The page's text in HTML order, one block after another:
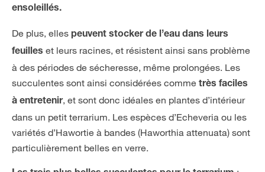
ensoleillés.
De plus, elles peuvent stocker de l’eau dans leurs
feuilles et leurs racines, et résistent ainsi sans problème
à des périodes de sécheresse, même prolongées. Les
succulentes sont ainsi considérées comme très faciles
à entretenir, et sont donc idéales en plantes d’intérieur
dans un petit terrarium. Les espèces d’Echeveria ou les
variétés d’Hawortie à bandes (Haworthia attenuata) sont
particulièrement belles en verre.